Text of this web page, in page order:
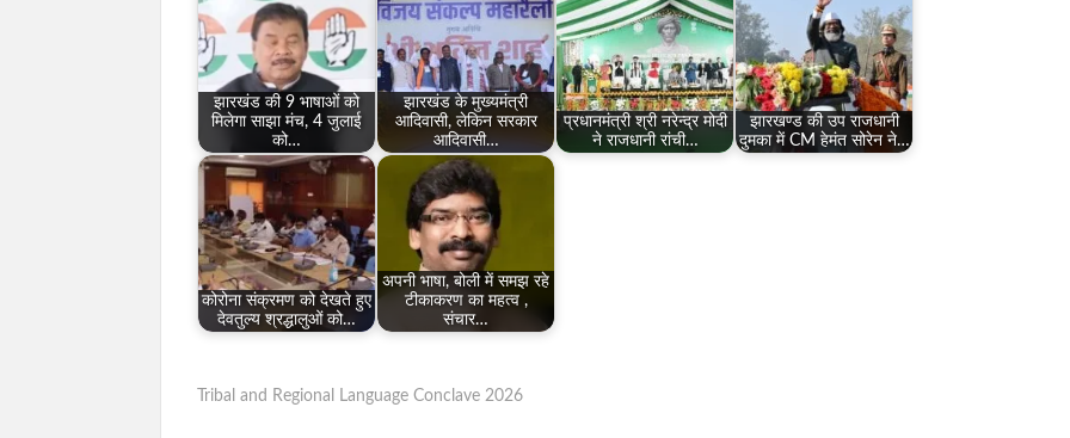
झारखंड की 9 भाषाओं को
मिलेगा साझा मंच, 4 जुलाई
को…
झारखंड के मुख्यमंत्री
आदिवासी, लेकिन सरकार
आदिवासी…
प्रधानमंत्री श्री नरेन्द्र मोदी
ने राजधानी रांची…
झारखण्ड की उप राजधानी
दुमका में CM हेमंत सोरेन ने…
कोरोना संक्रमण को देखते हुए
देवतुल्य श्रद्धालुओं को…
अपनी भाषा, बोली में समझ रहे
टीकाकरण का महत्व ,
संचार…
Tribal and Regional Language Conclave 2026